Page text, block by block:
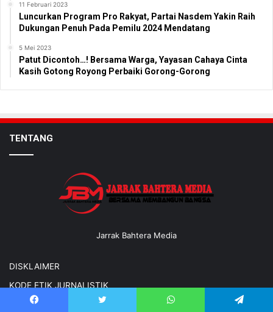
11 Februari 2023
Luncurkan Program Pro Rakyat, Partai Nasdem Yakin Raih
Dukungan Penuh Pada Pemilu 2024 Mendatang
5 Mei 2023
Patut Dicontoh…! Bersama Warga, Yayasan Cahaya Cinta
Kasih Gotong Royong Perbaiki Gorong-Gorong
TENTANG
Jarrak Bahtera Media
DISKLAIMER
KODE ETIK JURNALISTIK
PEDOMAN PEMBERITAAN MEDIA SIBER